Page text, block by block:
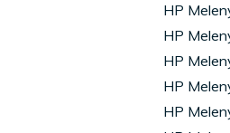
HP
HP
HP
HP
HP